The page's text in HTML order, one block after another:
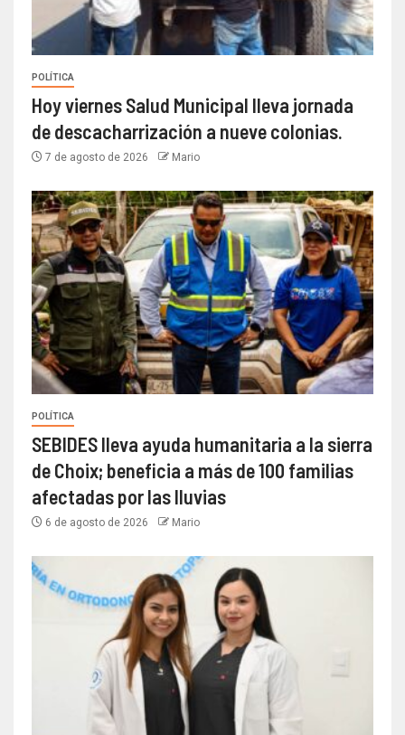
POLÍTICA
Hoy viernes Salud Municipal lleva jornada
de descacharrización a nueve colonias.
7 de agosto de 2026 Mario
POLÍTICA
SEBIDES lleva ayuda humanitaria a la sierra
de Choix; beneficia a más de 100 familias
afectadas por las lluvias
6 de agosto de 2026 Mario